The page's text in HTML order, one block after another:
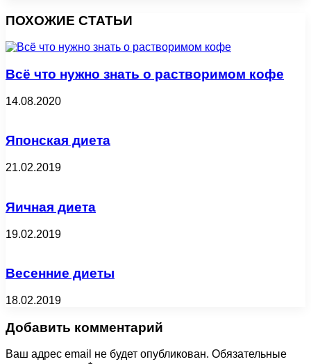
ПОХОЖИЕ СТАТЬИ
Всё что нужно знать о растворимом кофе
14.08.2020
Японская диета
21.02.2019
Яичная диета
19.02.2019
Весенние диеты
18.02.2019
Добавить комментарий
Ваш адрес email не будет опубликован. Обязательные